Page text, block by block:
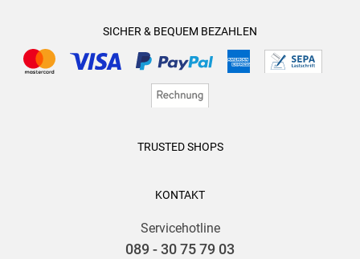
SICHER & BEQUEM BEZAHLEN
TRUSTED SHOPS
KONTAKT
Servicehotline
089 - 30 75 79 03